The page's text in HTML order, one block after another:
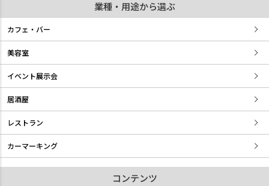
業種・用途から選ぶ
カフェ・バー
美容室
イベント展示会
居酒屋
レストラン
カーマーキング
コンテンツ